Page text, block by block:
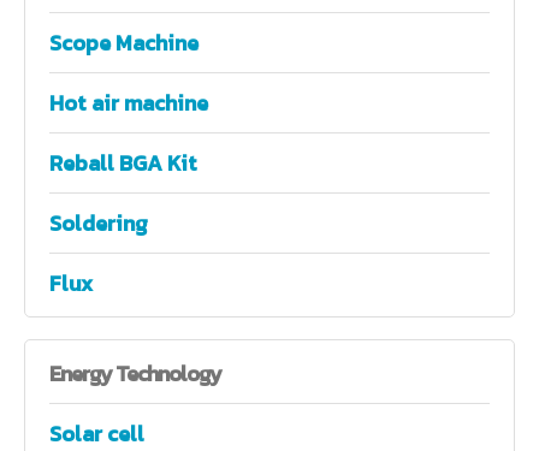
Scope Machine
Hot air machine
Reball BGA Kit
Soldering
Flux
EnergyTechnology
Solar cell